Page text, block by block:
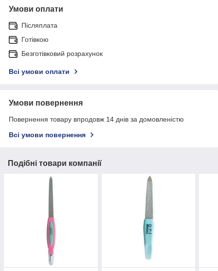
Умови оплати
Післяплата
Готівкою
Безготівковий розрахунок
Всі умови оплати
Умови повернення
Повернення товару впродовж 14 днів за домовленістю
Всі умови повернення
Подібні товари компанії